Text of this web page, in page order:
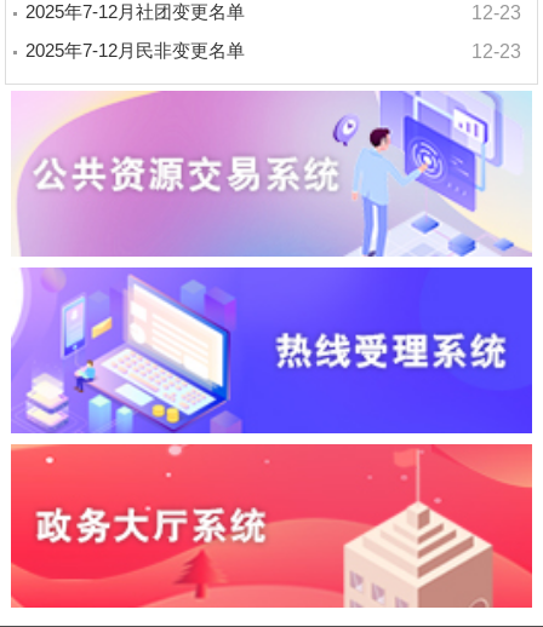
2025年7-12月社团变更名单
12-23
2025年7-12月民非变更名单
12-23